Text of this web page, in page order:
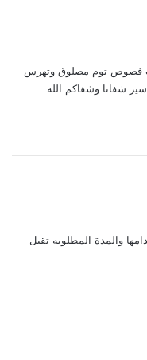
فصوص توم مصلوق وتهرس
شفانا وشفاكم الله
والمدة المطلوبه تقبل